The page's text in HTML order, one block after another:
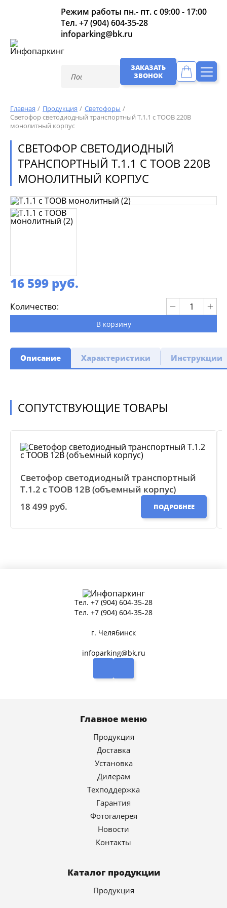
Режим работы пн.- пт. с 09:00 - 17:00
Тел.+7 (904) 604-35-28
infoparking@bk.ru
ЗАКАЗАТЬ
ЗВОНОК
Главная Продукция
Светофоры
Светофор светодиодный транспортный Т.1.1 с ТООВ 220В
монолитный корпус
СВЕТОФОР СВЕТОДИОДНЫЙ
ТРАНСПОРТНЫЙ Т.1.1 С ТООВ 220В
МОНОЛИТНЫЙ КОРПУС
16 599 руб.
Количество:
В корзину
Описание Характеристики Инструкции
СОПУТСТВУЮЩИЕ ТОВАРЫ
Светофор светодиодный транспортный
Т.1.2 с ТООВ 12В (объемный корпус)
18 499 руб.
ПОДРОБНЕЕ
Тел. +7 (904) 604-35-28
Тел. +7 (904) 604-35-28
г. Челябинск
infoparking@bk.ru
Главное меню
Продукция
Доставка
Установка
Дилерам
Техподдержка
Гарантия
Фотогалерея
Новости
Контакты
Каталог продукции
Продукция